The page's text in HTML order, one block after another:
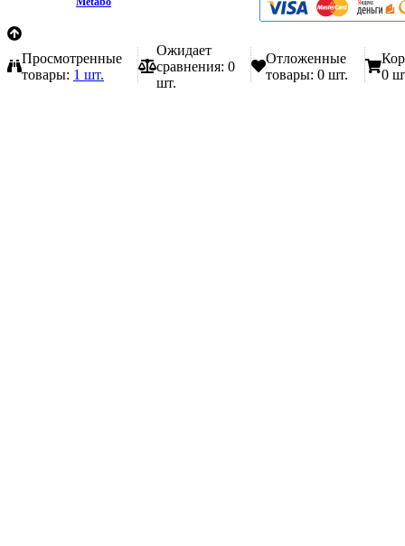
Просмотренные
товары: 1 шт.
Ожидает
сравнения: 0
шт.
Отложенные
товары: 0 шт.
0